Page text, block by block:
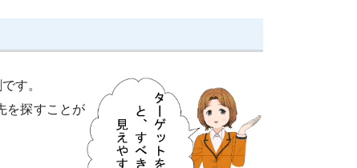
す。
を探すことが